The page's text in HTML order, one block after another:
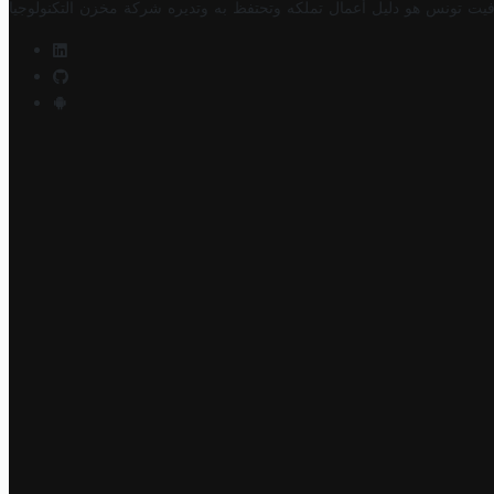
تونس هو دليل أعمال تملكه وتحتفظ به وتديره شركة مخزن التكنولوجيا